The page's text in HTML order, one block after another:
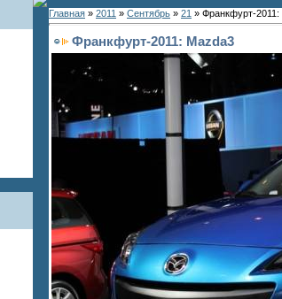
Главная » 2011 » Сентябрь » 21 » Франкфурт-2011:
Франкфурт-2011: Mazda3